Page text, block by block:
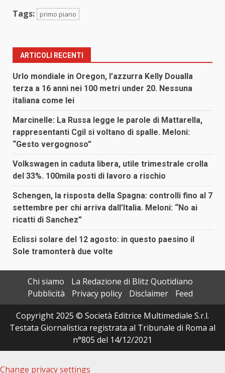
Tags: primo piano
ARTICOLI RECENTI
Urlo mondiale in Oregon, l’azzurra Kelly Doualla
terza a 16 anni nei 100 metri under 20. Nessuna
italiana come lei
Marcinelle: La Russa legge le parole di Mattarella,
rappresentanti Cgil si voltano di spalle. Meloni:
“Gesto vergognoso”
Volkswagen in caduta libera, utile trimestrale crolla
del 33%. 100mila posti di lavoro a rischio
Schengen, la risposta della Spagna: controlli fino al 7
settembre per chi arriva dall’Italia. Meloni: “No ai
ricatti di Sanchez”
Eclissi solare del 12 agosto: in questo paesino il
Sole tramonterà due volte
Chi siamo
La Redazione di Blitz Quotidiano
Pubblicità
Privacy policy Disclaimer
Feed
Copyright 2025 © Società Editrice Multimediale S.r.l.
Testata Giornalistica registrata al Tribunale di Roma al
n°805 del 14/12/2021
Change privacy settings